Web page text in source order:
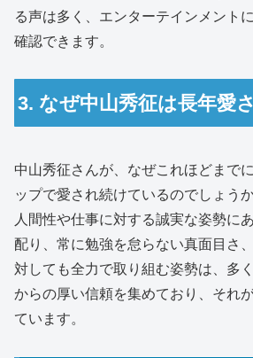
る声は多く、エンターテインメント
確認できます。
3. なぜ中山秀征は長年愛
中山秀征さんが、なぜこれほどまで
ップで愛され続けているのでしょう
人間性や仕事に対する誠実な姿勢に
配り、常に勉強を怠らない真面目さ
対しても全力で取り組む姿勢は、多
からの厚い信頼を集めており、それ
ています。